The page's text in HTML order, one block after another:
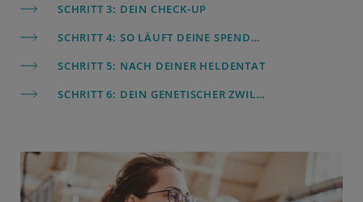
SCHRITT 3: DEIN CHECK-UP
SCHRITT 4:
SO LÄUFT DEINE SPENDE AB
SCHRITT 5: NACH DEINER HELDENTAT
SCHRITT 6:
DEIN GENETISCHER ZWILLING